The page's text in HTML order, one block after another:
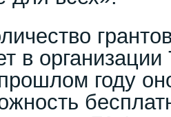
в
году